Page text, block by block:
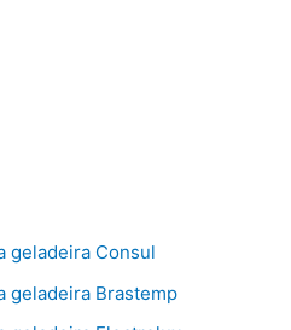
geladeira Consul
geladeira Brastemp